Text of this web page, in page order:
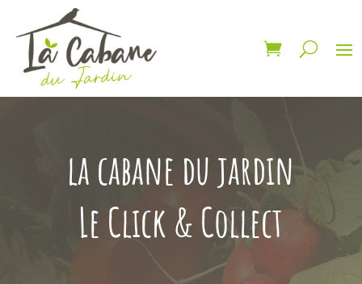
la cabane du jardin
Le Click & Collect